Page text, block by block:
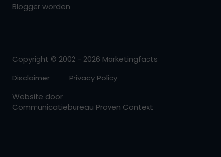
Blogger worden
Copyright © 2002 - 2026 Marketingfacts
Disclaimer
Privacy Policy
Website door
Communicatiebureau Proven Context